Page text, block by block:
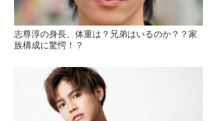
志尊淳の身長、体重は？兄弟はいるのか？？家
族構成に驚愕！？